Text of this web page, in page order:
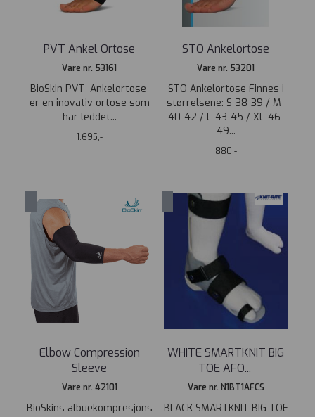
PVT Ankel Ortose
Vare nr. 53161
BioSkin PVT Ankelortose
er en inovativ ortose som
har leddet...
1.695,-
STO Ankelortose
Vare nr. 53201
STO Ankelortose Finnes i
størrelsene: S-38-39 / M-
40-42 / L-43-45 / XL-46-
49...
880,-
Elbow Compression
Sleeve
Vare nr. 42101
BioSkins albuekompresjons
WHITE SMARTKNIT BIG
TOE AFO...
Vare nr. N1BT1AFCS
BLACK SMARTKNIT BIG TOE